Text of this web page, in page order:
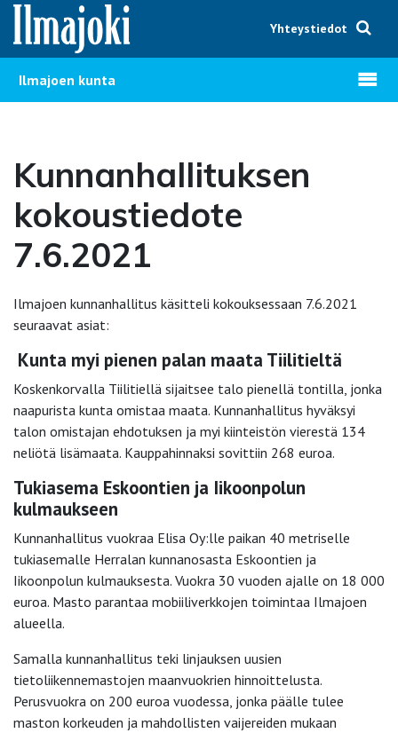
Hyppää sisältöön
Yhteystiedot
Ilmajoen kunta Avaa
Kunnanhallituksen
kokoustiedote
7.6.2021
Ilmajoen kunnanhallitus käsitteli kokouksessaan 7.6.2021
seuraavat asiat:
Kunta myi pienen palan maata Tiilitieltä
Koskenkorvalla Tiilitiellä sijaitsee talo pienellä tontilla, jonka
naapurista kunta omistaa maata. Kunnanhallitus hyväksyi
talon omistajan ehdotuksen ja myi kiinteistön vierestä 134
neliötä lisämaata. Kauppahinnaksi sovittiin 268 euroa.
Tukiasema Eskoontien ja Iikoonpolun
kulmaukseen
Kunnanhallitus vuokraa Elisa Oy:lle paikan 40 metriselle
tukiasemalle Herralan kunnanosasta Eskoontien ja
Iikoonpolun kulmauksesta. Vuokra 30 vuoden ajalle on 18 000
euroa. Masto parantaa mobiiliverkkojen toimintaa Ilmajoen
alueella.
Samalla kunnanhallitus teki linjauksen uusien
tietoliikennemastojen maanvuokrien hinnoittelusta.
Perusvuokra on 200 euroa vuodessa, jonka päälle tulee
maston korkeuden ja mahdollisten vaijereiden mukaan